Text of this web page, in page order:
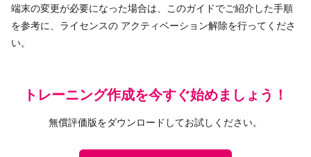
端末の変更が必要になった場合は、このガイドでご紹介した手順
を参考に、ライセンスの アクティベーション解除を行ってくださ
い。
トレーニング作成を今すぐ始めましょう！
無償評価版をダウンロードしてお試しください。